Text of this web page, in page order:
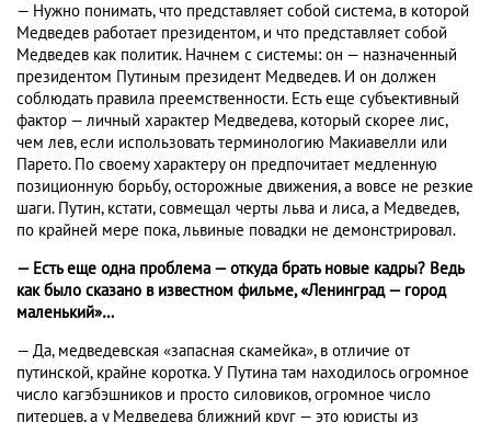
— Нужно понимать, что представляет собой система, в которой
Медведев работает президентом, и что представляет собой
Медведев как политик. Начнем с системы: он — назначенный
президентом Путиным президент Медведев. И он должен
соблюдать правила преемственности. Есть еще субъективный
фактор — личный характер Медведева, который скорее лис,
чем лев, если использовать терминологию Макиавелли или
Парето. По своему характеру он предпочитает медленную
позиционную борьбу, осторожные движения, а вовсе не резкие
шаги. Путин, кстати, совмещал черты льва и лиса, а Медведев,
по крайней мере пока, львиные повадки не демонстрировал.
— Есть еще одна проблема — откуда брать новые кадры? Ведь
как было сказано в известном фильме, «Ленинград — город
маленький»…
— Да, медведевская «запасная скамейка», в отличие от
путинской, крайне коротка. У Путина там находилось огромное
число кагэбэшников и просто силовиков, огромное число
питерцев, а у Медведева ближний круг — это юристы из